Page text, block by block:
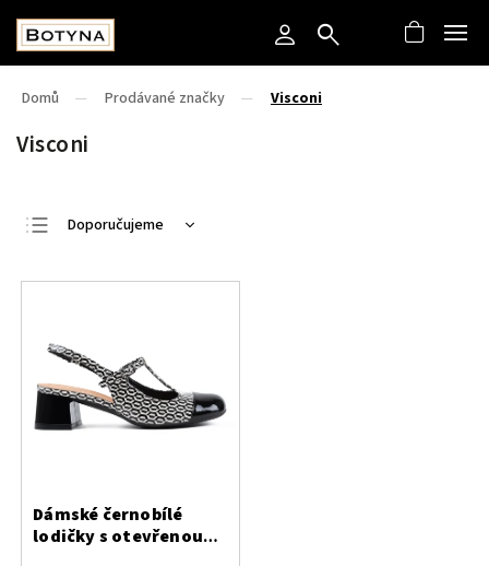
Domů / Prodávané značky / Visconi
Visconi
Doporučujeme
Abecedně
Dámské černobílé
lodičky s otevřenou